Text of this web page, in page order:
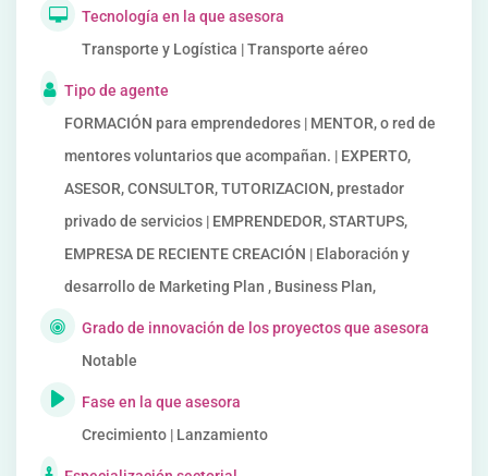
Tecnología en la que asesora
Transporte y Logística | Transporte aéreo
Tipo de agente
FORMACIÓN para emprendedores | MENTOR, o red de
mentores voluntarios que acompañan. | EXPERTO,
ASESOR, CONSULTOR, TUTORIZACION, prestador
privado de servicios | EMPRENDEDOR, STARTUPS,
EMPRESA DE RECIENTE CREACIÓN | Elaboración y
desarrollo de Marketing Plan , Business Plan,
Grado de innovación de los proyectos que asesora
Notable
Fase en la que asesora
Crecimiento | Lanzamiento